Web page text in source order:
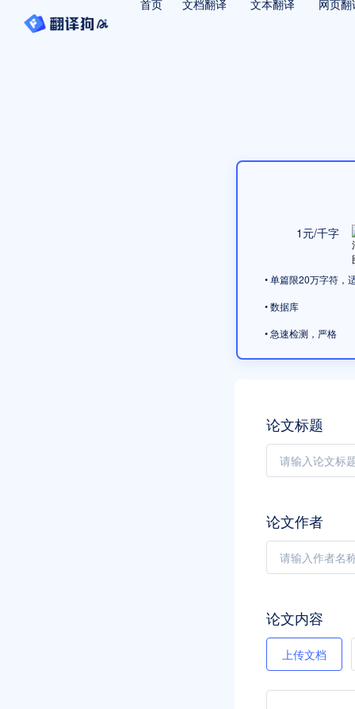
首页 文档翻译 文本翻译 网页翻
1元/千字
• 单篇限20万字符，
• 数据库
• 急速检测，严格
论文标题
论文作者
论文内容
上传文档